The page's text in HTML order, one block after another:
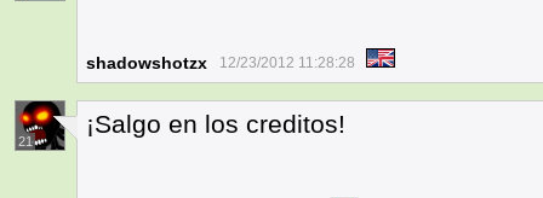
shadowshotzx 12/23/2012 11:28:28
21
¡Salgo en los creditos!